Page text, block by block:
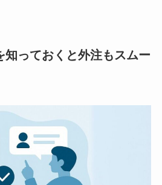
知っておくと外注もスムー